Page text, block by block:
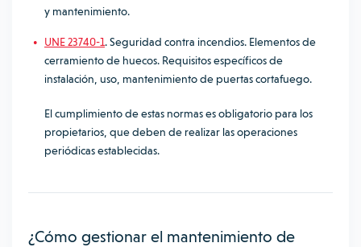
y mantenimiento.
UNE 23740-1. Seguridad contra incendios. Elementos de
cerramiento de huecos. Requisitos específicos de
instalación, uso, mantenimiento de puertas cortafuego.
El cumplimiento de estas normas es obligatorio para los
propietarios, que deben de realizar las operaciones
periódicas establecidas.
¿Cómo gestionar el mantenimiento de